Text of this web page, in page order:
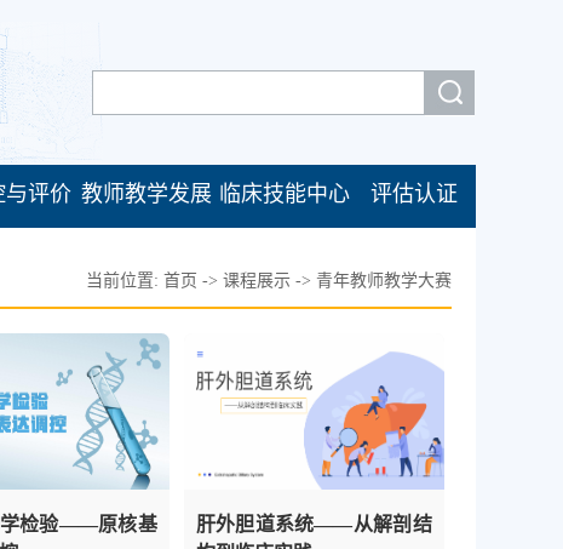
与评价 教师教学发展 临床技能中心 评估认证
当前位置: 首页 -> 课程展示 -> 青年教师教学大赛
学检验——原核基
肝外胆道系统——从解剖结